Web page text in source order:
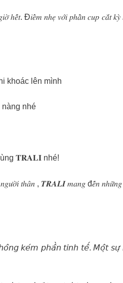
ℎ𝑒̂́𝑡. Đ𝑖𝑒̂̉𝑚 𝑛ℎ𝑒̣ 𝑣𝑜̛́𝑖 𝑝ℎ𝑎̂̀𝑛 𝑐𝑢𝑝 𝑐𝑎̆́𝑡
khoác lên mình
nhé
𝐓𝐑𝐀𝐋𝐈 nhé!
𝑡ℎ𝑎̂𝑛 , 𝑻𝑹𝑨𝑳𝑰 𝑚𝑎𝑛𝑔 đ𝑒̂́𝑛 𝑛ℎ𝑢̛̃𝑛𝑔
𝘬𝘦́𝘮 𝘱𝘩𝘢̂̀𝘯 𝘵𝘪𝘯𝘩 𝘵𝘦̂́. 𝘔𝘰̣̂𝘵 𝘴𝘶̛̣